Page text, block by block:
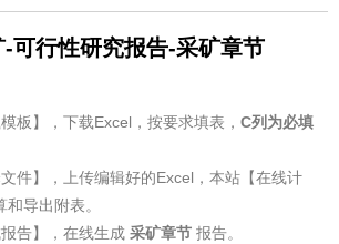
可行性研究报告-采矿章节
板】，下载Excel，按要求填表，C列为必填
件】，上传编辑好的Excel，本站【在线计
导出附表。
告】，在线生成采矿章节报告。